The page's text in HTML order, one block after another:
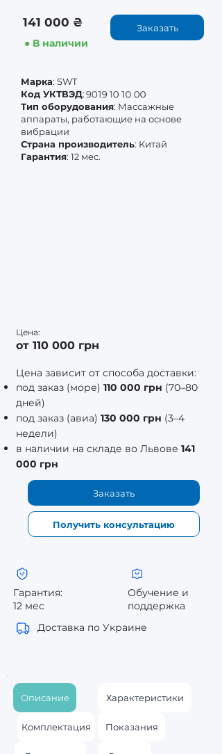
141 000 ₴
● В наличии
Заказать
Марка: SWT
Код УКТВЭД:9019 10 10 00
Тип оборудования: Массажные
аппараты, работающие на основе
вибрации
Страна производитель: Китай
Гарантия: 12 мес.
Цена:
от 110 000 грн
Цена зависит от способа доставки:
под заказ (море) 110 000 грн (70–80
дней)
под заказ (авиа) 130 000 грн (3–4
недели)
в наличии на складе во Львове 141
000 грн
Заказать
Получить консультацию
Гарантия:
12 мес
Обучение и
поддержка
Доставка по Украине
Описание
Комплектация
Характеристики
Показания